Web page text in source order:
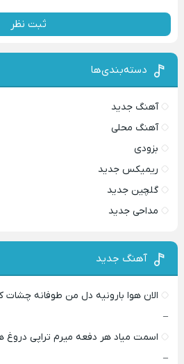
ثبت نظر
دسته‌بندی‌ها
آهنگ جدید
آهنگ محلی
بزودی
ریمیکس جدید
گلچین جدید
مداحی جدید
آهنگ جدید
الان هوا بارونیه دل من طوفانه
–
اسمت میاد هر دفعه میرم تراپی
–